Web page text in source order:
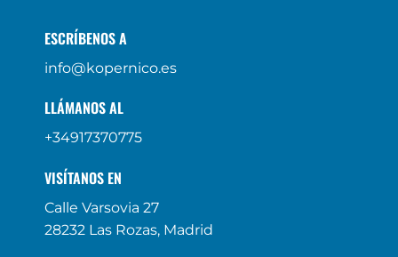
ESCRÍBENOS A
info@kopernico.es
LLÁMANOS AL
+34917370775
VISÍTANOS EN
Calle Varsovia 27
28232 Las Rozas, Madrid